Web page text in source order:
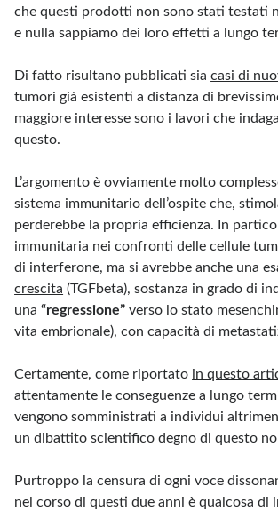
che questi prodotti non sono stati testati
e nulla sappiamo dei loro effetti a lungo
Di fatto risultano pubblicati sia casi di
tumori già esistenti a distanza di
maggiore interesse sono i lavori che
questo.
L’argomento è ovviamente molto
sistema immunitario dell’ospite che,
perderebbe la propria efficienza. In
immunitaria nei confronti delle cellule
di interferone, ma si avrebbe anche una
crescita (TGFbeta), sostanza in grado di
una “regressione” verso lo stato
vita embrionale), con capacità di
Certamente, come riportato in questo
attentamente le conseguenze a lungo
vengono somministrati a individui
un dibattito scientifico degno di questo
Purtroppo la censura di ogni voce
nel corso di questi due anni è qualcosa di